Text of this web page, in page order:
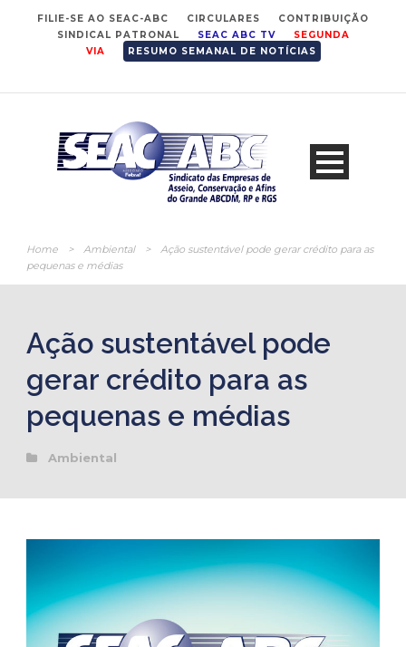
FILIE-SE AO SEAC-ABC CIRCULARES
CONTRIBUIÇÃO
SINDICAL PATRONAL
SEAC ABC TV
SEGUNDA
VIA
RESUMO SEMANAL DE NOTÍCIAS
Home > Ambiental >
Ação sustentável pode gerar crédito para as
pequenas e médias
Ação sustentável pode
gerar crédito para as
pequenas e médias
Ambiental